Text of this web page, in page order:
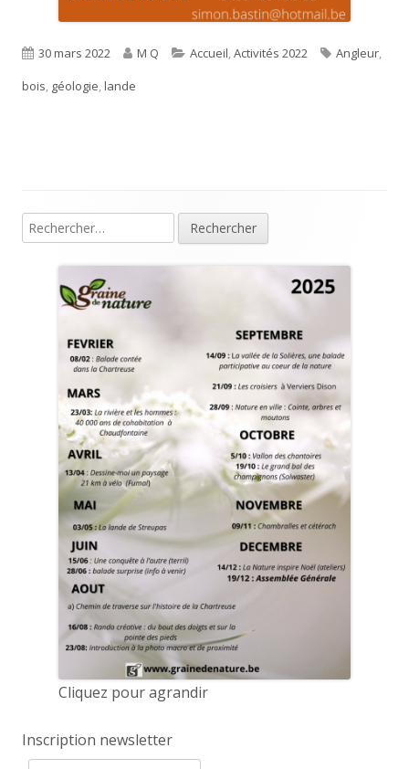
Publié
le
30 mars 2022 Auteur
M Q Catégories
Accueil,Activités 2022 Étiquettes
Angleur,
bois, géologie,lande
Colonne
principale
Rechercher :
Cliquez pour agrandir
Inscription newsletter